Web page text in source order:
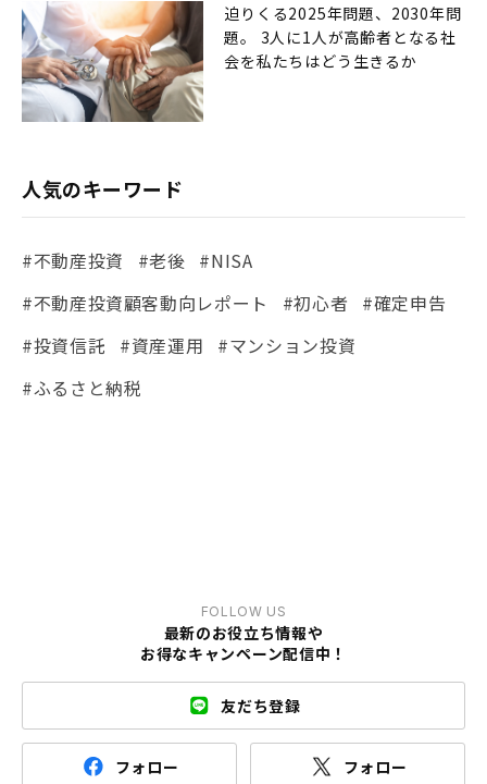
迫りくる2025年問題、2030年問
題。 3人に1人が高齢者となる社
会を私たちはどう生きるか
人気のキーワード
#不動産投資 #老後 #NISA
#不動産投資顧客動向レポート
#初心者
#確定申告
#投資信託
#資産運用
#マンション投資
#ふるさと納税
FOLLOW US
最新のお役立ち情報や
お得なキャンペーン配信中！
友だち登録
フォロー フォロー